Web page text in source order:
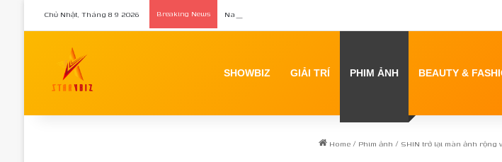
Chủ Nhật, Tháng 8 9 2026 Breaking News Nam vương Võ Minh Phụng ra mắt tập thơ đầu tay “Nghiêng Trong Dòng
SHOWBIZ GIẢI TRÍ PHIM ẢNH BEAUTY &
Home / Phim ảnh / SHIN trở lại màn ảnh rộng